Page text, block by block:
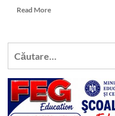
Read MoreRead
(FOTO/VIDEO)
3
ore
la
Caută